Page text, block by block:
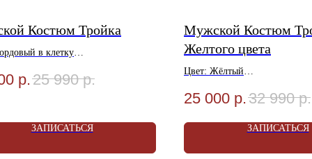
Костюм Тройка
в клетку
48-58
р.25 990 р.
ЗАПИСАТЬСЯ
Мужской Костюм
Желтого цвета
Цвет: Жёлтый
Размеры: 48-58
Условия Акции уточняйте в
25 000 р.32 990 р.
ЗАПИСАТЬСЯ